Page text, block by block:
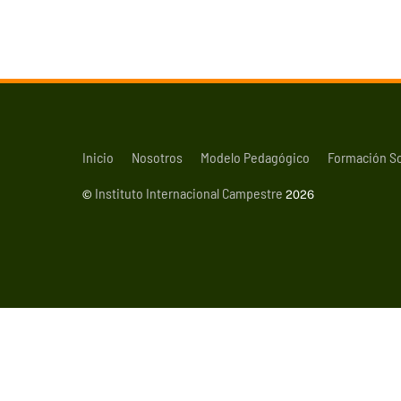
Inicio Nosotros Modelo Pedagógico Formación
© Instituto Internacional Campestre 2026